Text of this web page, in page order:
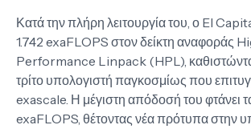
Κατά την πλήρη λειτουργία του, ο El
1.742 exaFLOPS στον δείκτη αναφοράς
Performance Linpack (HPL),
τρίτο υπολογιστή παγκοσμίως που
exascale. Η μέγιστη απόδοσή του φτάνει
exaFLOPS, θέτοντας νέα πρότυπα στην